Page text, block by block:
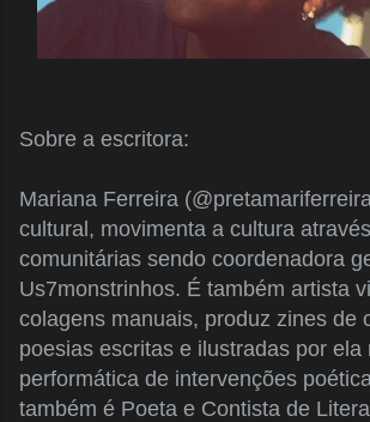
Sobre a escritora:
Mariana Ferreira
cultural, movimenta a cultura
comunitárias sendo coordenadora
Us7monstrinhos. É também artista
colagens manuais, produz zines de
poesias escritas e ilustradas por ela
performática de intervenções
também é Poeta e Contista de